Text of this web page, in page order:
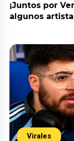
¡Juntos por
algunos
Virales